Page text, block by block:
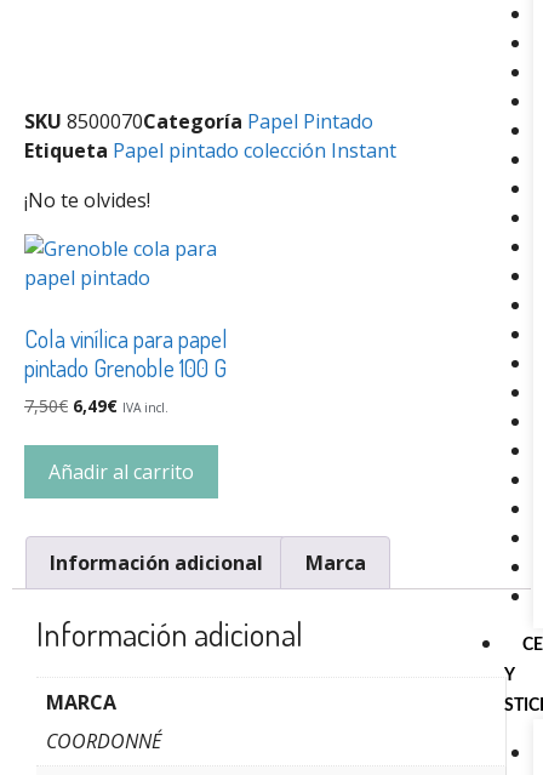
Y
SKU 8500070Categoría Papel Pintado
Etiqueta Papel pintado colección Instant
¡No te olvides!
Cola vinílica para papel
pintado Grenoble 100 G
7,50€ 6,49€ IVA incl.
Añadir al carrito
Información adicional Marca
Información adicional
MARCA
COORDONNÉ